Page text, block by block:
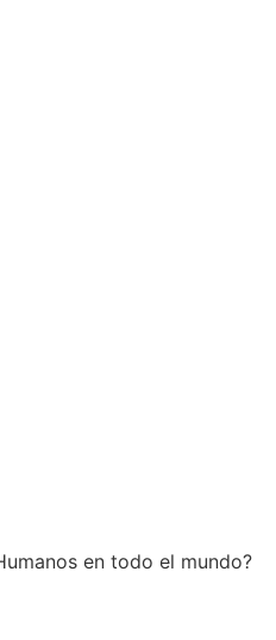
en todo el mundo?